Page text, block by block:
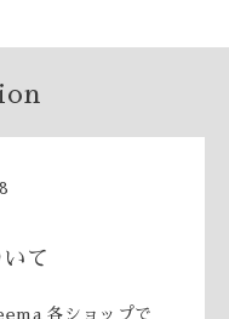
て
各ショップで